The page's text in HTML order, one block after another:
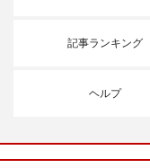
記事ランキング
ヘルプ